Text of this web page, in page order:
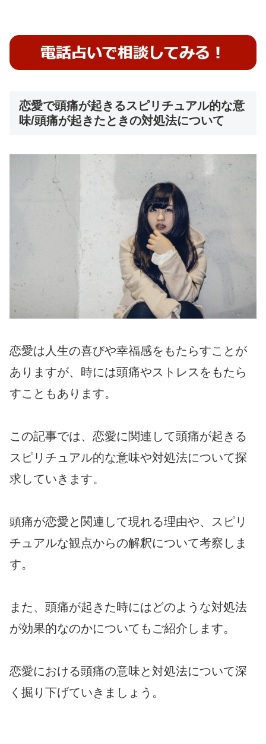
恋愛で頭痛が起きるスピリチュアル的な意
味/頭痛が起きたときの対処法について
恋愛は人生の喜びや幸福感をもたらすことが
ありますが、時には頭痛やストレスをもたら
すこともあります。
この記事では、恋愛に関連して頭痛が起きる
スピリチュアル的な意味や対処法について探
求していきます。
頭痛が恋愛と関連して現れる理由や、スピリ
チュアルな観点からの解釈について考察しま
す。
また、頭痛が起きた時にはどのような対処法
が効果的なのかについてもご紹介します。
恋愛における頭痛の意味と対処法について深
く掘り下げていきましょう。